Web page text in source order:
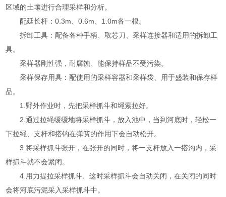
区域的土壤进行合理采样和分析。
配延长杆：0.3m、0.6m、1.0m各一根。
拆卸工具：配备各种手柄、取芯刀、采样连接器和适用的拆卸工
具。
采样器刚性强，耐腐蚀、能保持样品不受污染。
采样保存用具：配使用的采样容器和采样袋、用于盛装和保存样
品。
1.野外作业时，先把采样抓斗和绳索拉好。
2.通过拉绳缓缓地将采样抓斗，放入池中，当到河底时，轻松一
下拉绳、支杆和搭钩在弹簧的作用下会自动松开。
3.将采样抓斗张开，在张开的同时，将一支杆放入一搭沟内，采
样抓斗就不会紧闭。
4.用力提拉采样抓斗、这时采样抓斗会自动关闭，在关闭的同时
会将河底污泥采入采样抓斗中。